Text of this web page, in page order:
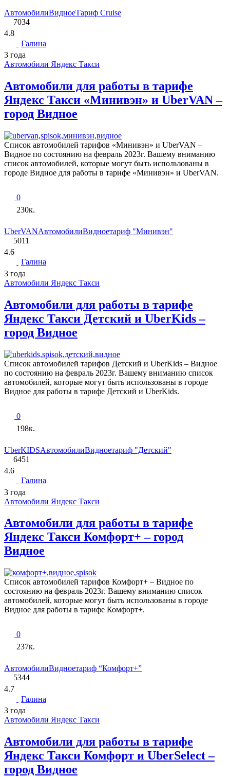
АвтомобилиВидноеТариф Cruise
7034
4.8
Галина
3 года
Автомобили Яндекс Такси
Автомобили для работы в тарифе
Яндекс Такси «Минивэн» и UberVAN –
город Видное
Список автомобилей тарифов «Минивэн» и UberVAN –
Видное по состоянию на февраль 2023г. Вашему вниманию
список автомобилей, которые могут быть использованы в
городе Видное для работы в тарифе «Минивэн» и UberVAN.
0
230к.
UberVANАвтомобилиВидноетариф "Минивэн"
5011
4.6
Галина
3 года
Автомобили Яндекс Такси
Автомобили для работы в тарифе
Яндекс Такси Детский и UberKids –
город Видное
Список автомобилей тарифов Детский и UberKids – Видное
по состоянию на февраль 2023г. Вашему вниманию список
автомобилей, которые могут быть использованы в городе
Видное для работы в тарифе Детский и UberKids.
0
198к.
UberKIDSАвтомобилиВидноетариф "Детский"
6451
4.6
Галина
3 года
Автомобили Яндекс Такси
Автомобили для работы в тарифе
Яндекс Такси Комфорт+ – город
Видное
Список автомобилей тарифов Комфорт+ – Видное по
состоянию на февраль 2023г. Вашему вниманию список
автомобилей, которые могут быть использованы в городе
Видное для работы в тарифе Комфорт+.
0
237к.
АвтомобилиВидноетариф “Комфорт+”
5344
4.7
Галина
3 года
Автомобили Яндекс Такси
Автомобили для работы в тарифе
Яндекс Такси Комфорт и UberSelect –
город Видное